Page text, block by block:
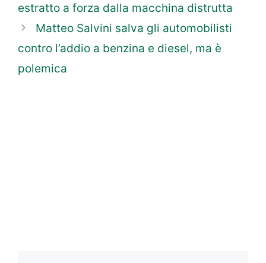
estratto a forza dalla macchina distrutta
Matteo Salvini salva gli automobilisti
contro l’addio a benzina e diesel, ma è
polemica